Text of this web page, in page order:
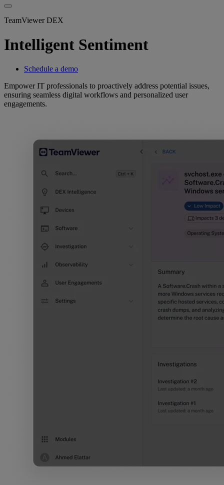
TeamViewer DEX
Intelligent Sentiment
Schedule a demo
Empower IT professionals to proactively address potential issues,
ensuring seamless digital workflows and personalized user
engagements.